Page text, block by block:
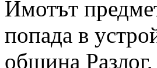
Имотът
попада в
община